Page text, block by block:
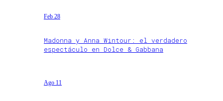
Feb 28
Madonna y Anna Wintour: el verdadero
espectáculo en Dolce & Gabbana
Ago 11